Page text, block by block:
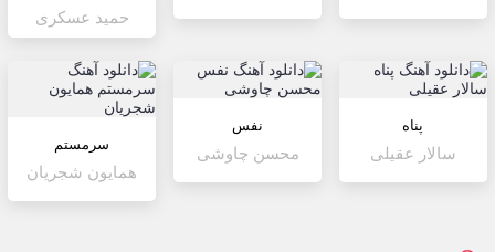
حمید عسکری
پناه
سالار عقیلی
نفس
محسن چاوشی سرمستم
همایون شجریان